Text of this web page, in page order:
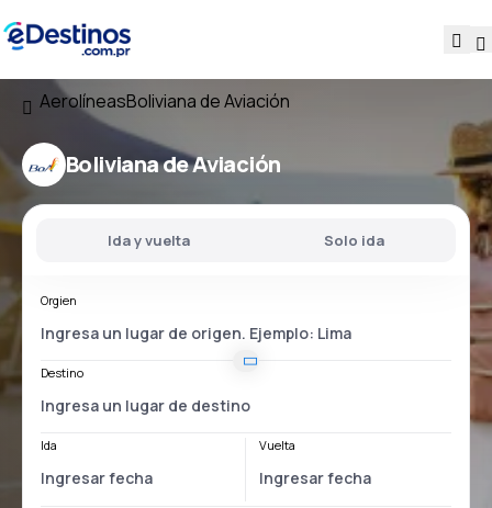
AerolíneasBoliviana de Aviación
Boliviana de Aviación
Ida y vuelta Solo ida
Orgien
Destino
Ida Vuelta